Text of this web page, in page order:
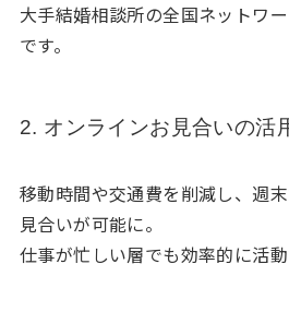
大手結婚相談所の全国ネットワ
です。
2. オンラインお見合いの活
移動時間や交通費を削減し、週
見合いが可能に。
仕事が忙しい層でも効率的に活動